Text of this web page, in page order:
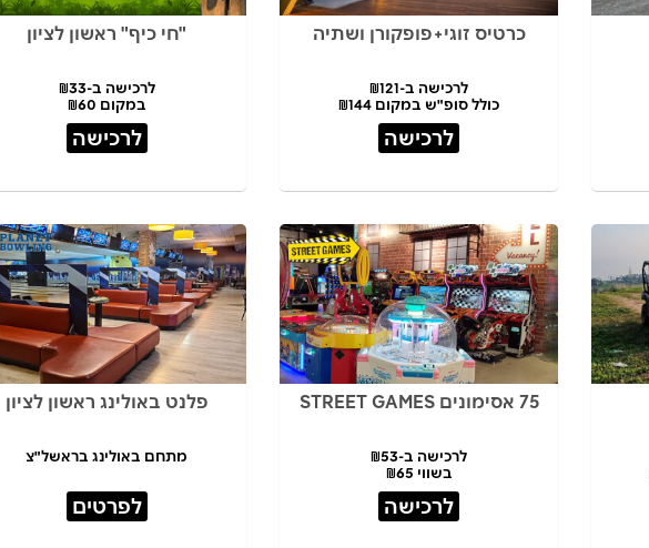
כרטיס זוגי+פופקורן ושתיה
לרכישה ב-₪121
כולל סופ"ש במקום ₪144
לרכישה
"חי כיף" ראשון לציון
לרכישה ב-₪33
במקום ₪60
לרכישה
75 אסימונים STREET GAMES
לרכישה ב-₪53
בשווי ₪65
לרכישה
פלנט באולינג ראשון לציון
מתחם באולינג בראשל"צ
לפרטים